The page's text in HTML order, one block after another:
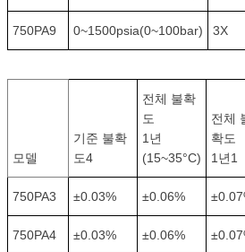
750PA9 0~1500psia(0~100bar) 3X
모델
기준 불확
도4
전체 불확
도
1년
(15~35°C)
전체
확도
1년1
750PA3 ±0.03% ±0.06%
750PA4 ±0.03% ±0.06%